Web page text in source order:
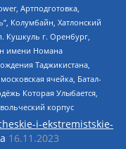
Артподготовка,
Колумбайн, Хатлонский
Кушкуль г. Оренбург,
имени Номана
Таджикистана,
ячейка, Батал-
Которая Улыбается,
корпус
i-ekstremistskie-
16.11.2023